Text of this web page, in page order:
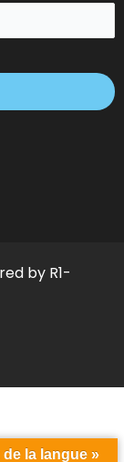
by R1-
la langue »